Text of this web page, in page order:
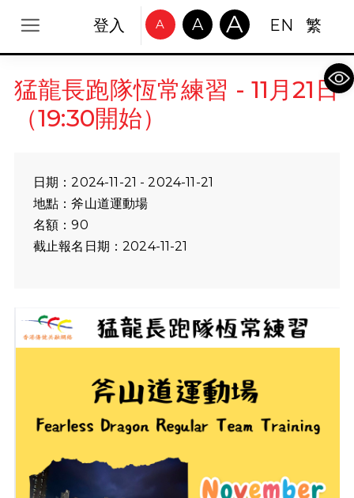
登入 A A A EN 繁
猛龍長跑隊恆常練習 - 11月21日
（19:30開始）
日期：2024-11-21 - 2024-11-21
地點：斧山道運動場
名額：90
截止報名日期：2024-11-21